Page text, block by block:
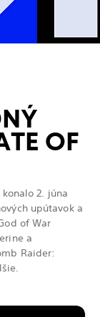
OF
2. júna
upútavok a
of War
a
Raider: